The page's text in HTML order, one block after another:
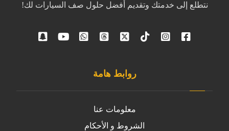
نتطلع إلى خدمتك وتقديم أفضل حلول صف السيارات لك!
روابط هامة
معلومات عنا
الشروط و الأحكام